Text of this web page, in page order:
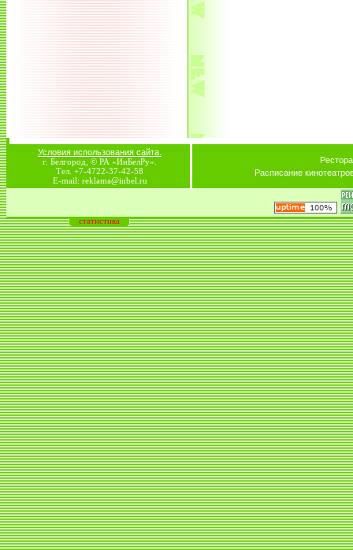
Условия использования сайта.
г. Белгород, © РА «ИнБелРу».
Тел. +7-4722-37-42-58
E-mail: reklama@inbel.ru
Расписание
статистика